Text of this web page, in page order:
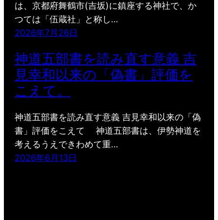
は、京都府舞鶴市(吉坂)に鎮座する神社で、か
つては「伍蔵社」と称し…
2026年7月26日
神道五部書を読み直す意義 吉
見幸和以来の「偽書」評価を
こえて。
神道五部書を読み直す意義 吉見幸和以来の「偽
書」評価をこえて 神道五部書は、伊勢神道を
考えるうえできわめて重…
2026年6月13日